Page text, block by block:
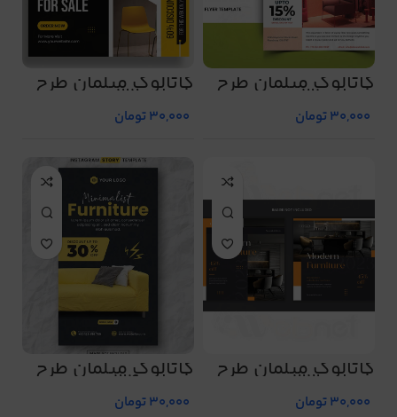
کاتالوگ مبلمان طرح
شماره 31
30,000تومان
کاتالوگ مبلمان طرح
شماره 32
30,000تومان
کاتالوگ مبلمان طرح
شماره 33
30,000تومان
کاتالوگ مبلمان طرح
شماره 34
30,000تومان